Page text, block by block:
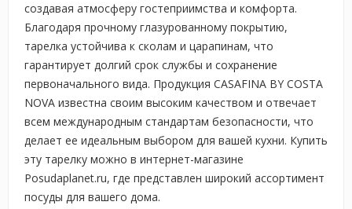
создавая атмосферу гостеприимства и комфорта.
Благодаря прочному глазурованному покрытию,
тарелка устойчива к сколам и царапинам, что
гарантирует долгий срок службы и сохранение
первоначального вида. Продукция CASAFINA BY COSTA
NOVA известна своим высоким качеством и отвечает
всем международным стандартам безопасности, что
делает ее идеальным выбором для вашей кухни. Купить
эту тарелку можно в интернет-магазине
Posudaplanet.ru, где представлен широкий ассортимент
посуды для вашего дома.